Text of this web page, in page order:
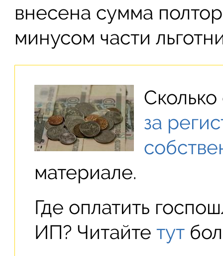
внесена сумма
минусом части
за
материале.
Где оплатить
ИП? Читайтетут